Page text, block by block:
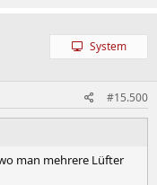
System
#15.500
man mehrere Lüfter